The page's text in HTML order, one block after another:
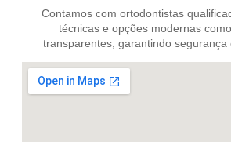
Contamos com ortodontistas
técnicas e opções modernas
transparentes, garantindo segurança